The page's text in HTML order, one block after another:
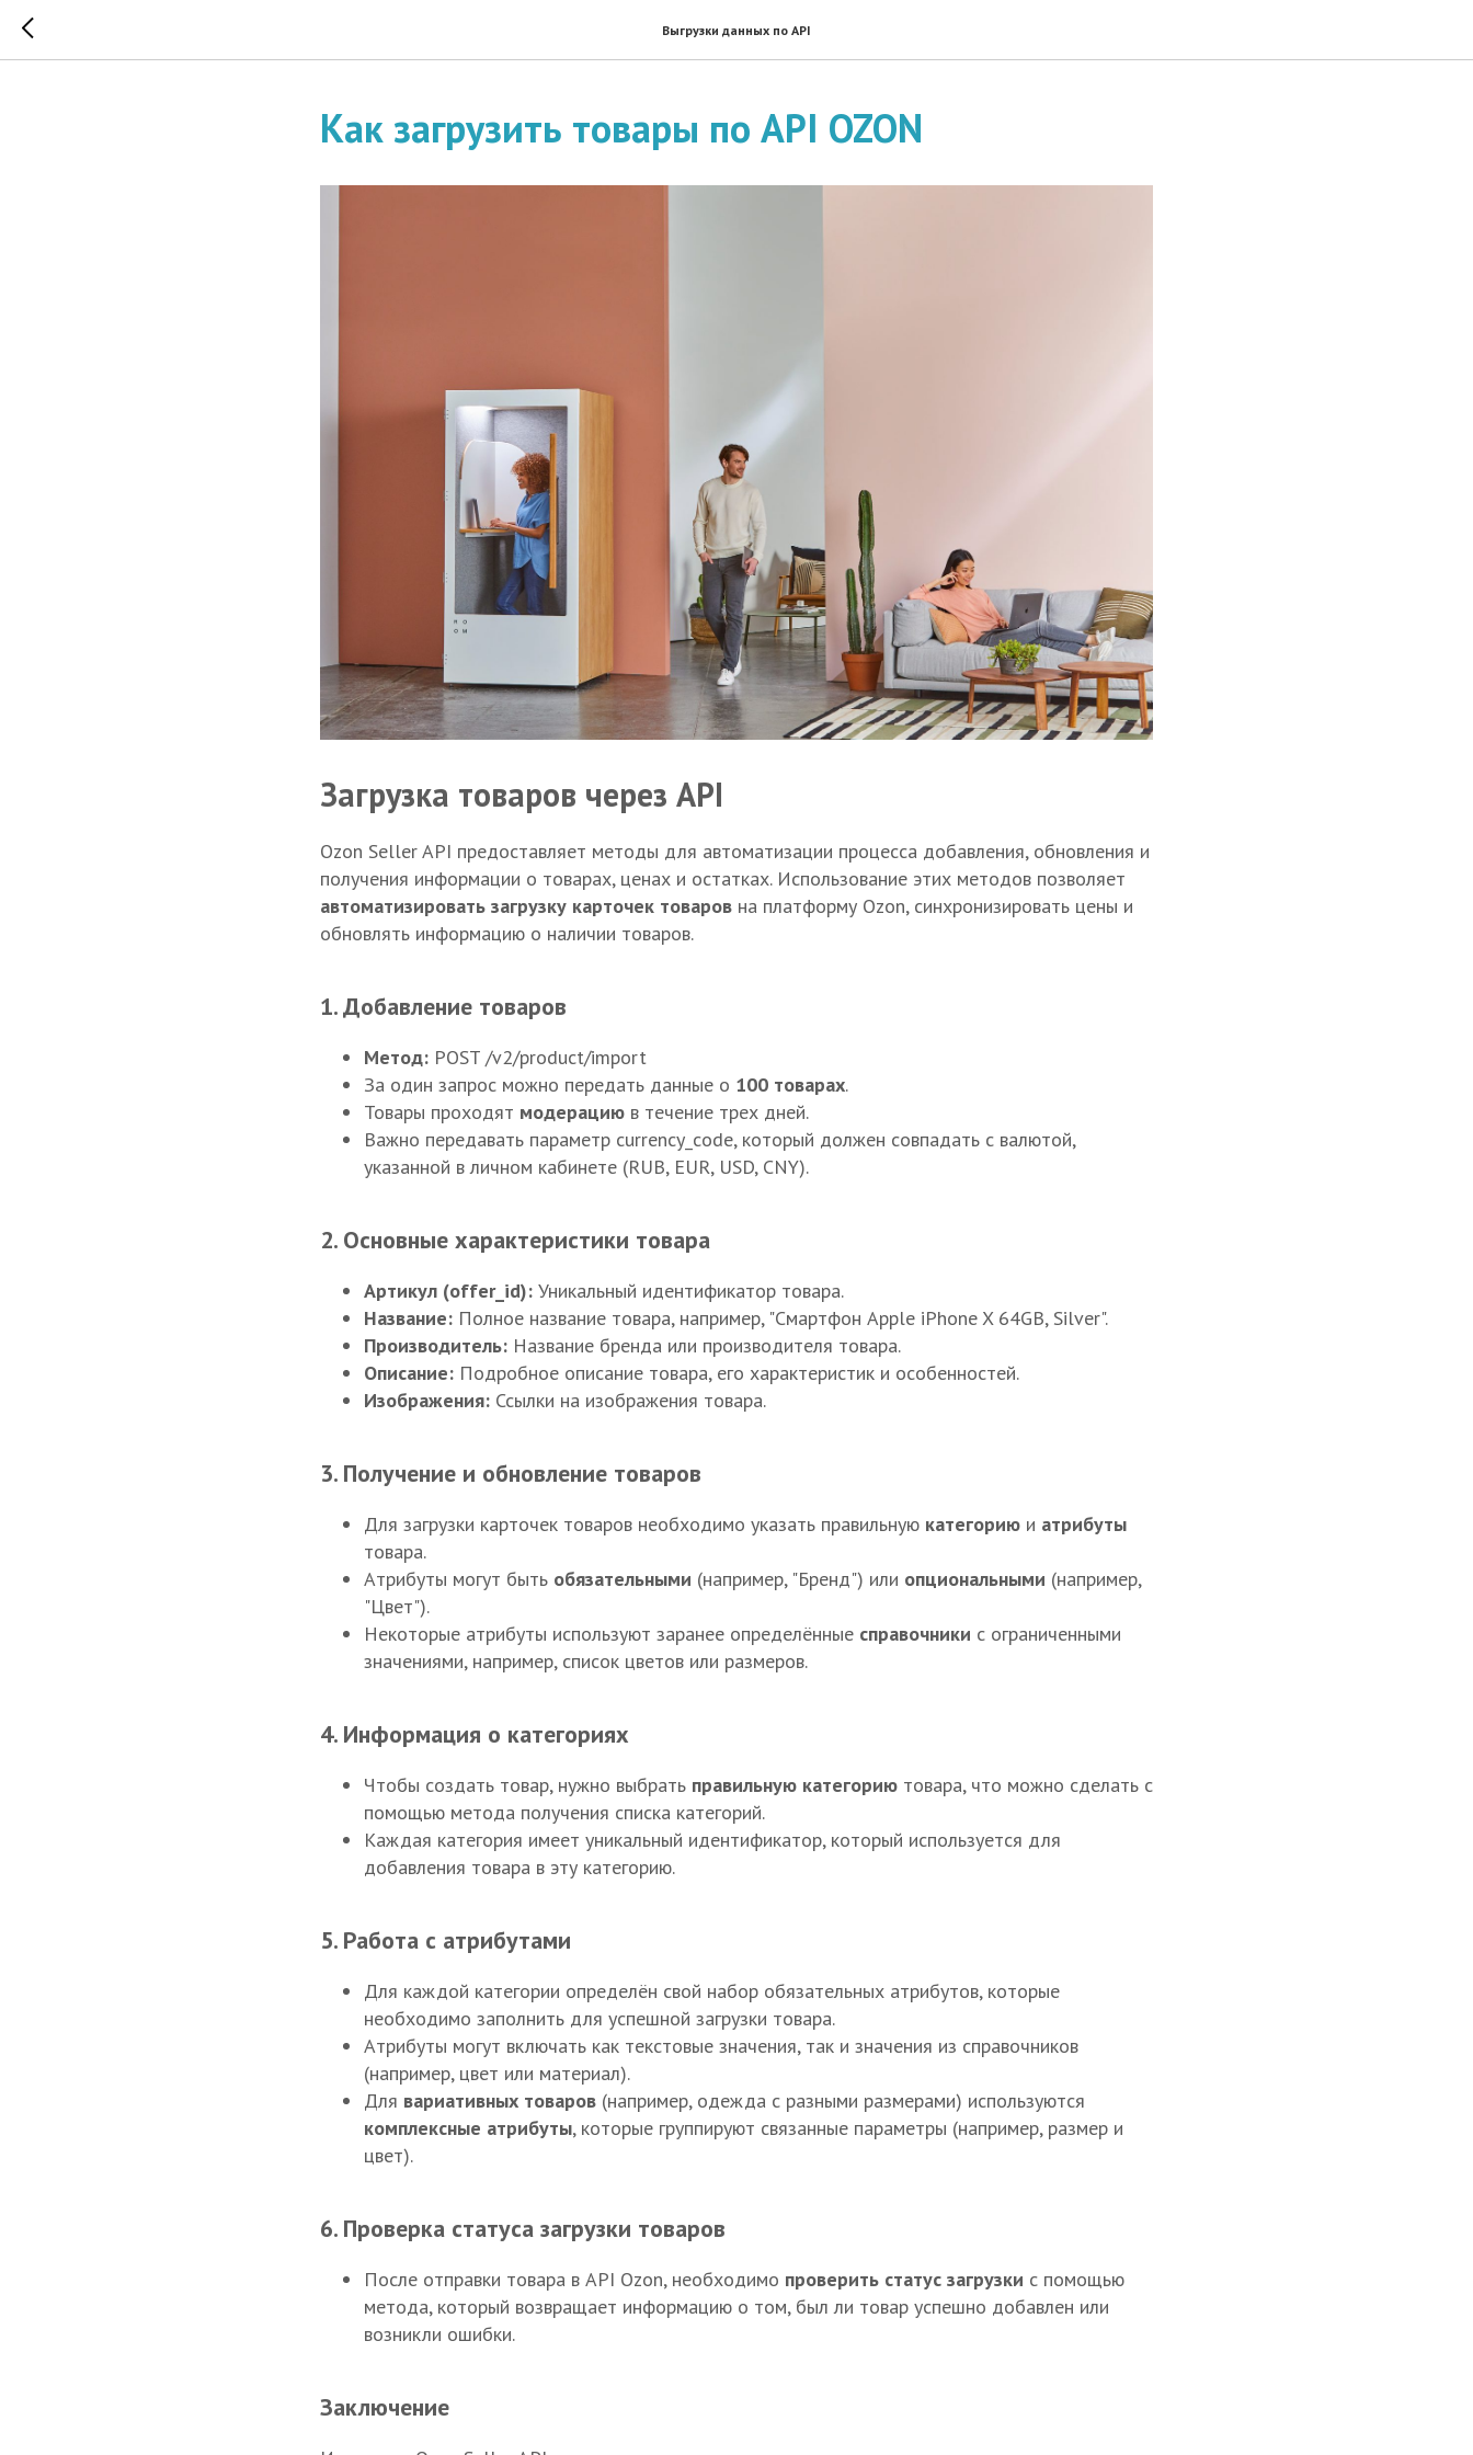
Выгрузки данных по API
Как загрузить товары по API OZON
Загрузка товаров через API
Ozon Seller API предоставляет методы для автоматизации процесса добавления, обновления и
получения информации о товарах, ценах и остатках. Использование этих методов позволяет
автоматизировать загрузку карточек товаров на платформу Ozon, синхронизировать цены и
обновлять информацию о наличии товаров.
1. Добавление товаров
Метод: POST /v2/product/import
За один запрос можно передать данные о 100 товарах.
Товары проходят модерацию в течение трех дней.
Важно передавать параметр currency_code, который должен совпадать с валютой,
указанной в личном кабинете (RUB, EUR, USD, CNY).
2. Основные характеристики товара
Артикул (offer_id): Уникальный идентификатор товара.
Название: Полное название товара, например, "Смартфон Apple iPhone X 64GB, Silver".
Производитель: Название бренда или производителя товара.
Описание: Подробное описание товара, его характеристик и особенностей.
Изображения: Ссылки на изображения товара.
3. Получение и обновление товаров
Для загрузки карточек товаров необходимо указать правильную категорию и атрибуты
товара.
Атрибуты могут быть обязательными (например, "Бренд") или опциональными (например,
"Цвет").
Некоторые атрибуты используют заранее определённые справочники с ограниченными
значениями, например, список цветов или размеров.
4. Информация о категориях
Чтобы создать товар, нужно выбрать правильную категорию товара, что можно сделать с
помощью метода получения списка категорий.
Каждая категория имеет уникальный идентификатор, который используется для
добавления товара в эту категорию.
5. Работа с атрибутами
Для каждой категории определён свой набор обязательных атрибутов, которые
необходимо заполнить для успешной загрузки товара.
Атрибуты могут включать как текстовые значения, так и значения из справочников
(например, цвет или материал).
Для вариативных товаров (например, одежда с разными размерами) используются
комплексные атрибуты, которые группируют связанные параметры (например, размер и
цвет).
6. Проверка статуса загрузки товаров
После отправки товара в API Ozon, необходимо проверить статус загрузки с помощью
метода, который возвращает информацию о том, был ли товар успешно добавлен или
возникли ошибки.
Заключение